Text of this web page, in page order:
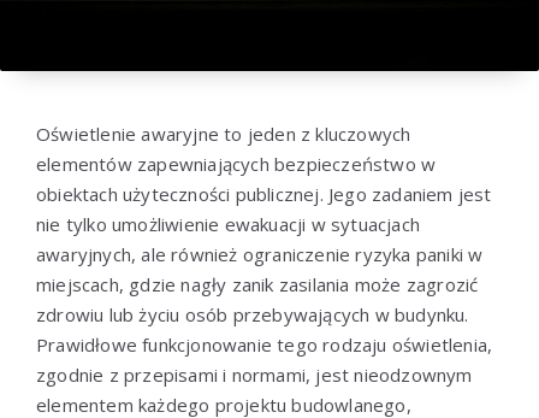
Oświetlenie awaryjne to jeden z kluczowych
elementów zapewniających bezpieczeństwo w
obiektach użyteczności publicznej. Jego zadaniem jest
nie tylko umożliwienie ewakuacji w sytuacjach
awaryjnych, ale również ograniczenie ryzyka paniki w
miejscach, gdzie nagły zanik zasilania może zagrozić
zdrowiu lub życiu osób przebywających w budynku.
Prawidłowe funkcjonowanie tego rodzaju oświetlenia,
zgodnie z przepisami i normami, jest nieodzownym
elementem każdego projektu budowlanego,